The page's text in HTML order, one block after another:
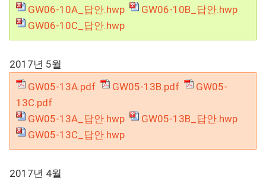
GW06-10A_답안.hwp
GW06-10B_답안.hwp
GW06-10C_답안.hwp
2017년 5월
GW05-13A.pdf
GW05-13B.pdf
GW05-
13C.pdf
GW05-13A_답안.hwp
GW05-13B_답안.hwp
GW05-13C_답안.hwp
2017년 4월